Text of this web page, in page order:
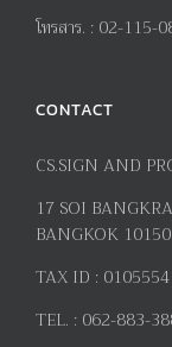
โทรสาร. : 02-115-
CONTACT
CS.SIGN AND
17 SOI
BANGKOK 10150
TAX ID :
TEL. : 062-883-